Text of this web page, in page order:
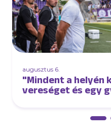
augusztus 6.
"Mindent a helyén
vereséget és egy